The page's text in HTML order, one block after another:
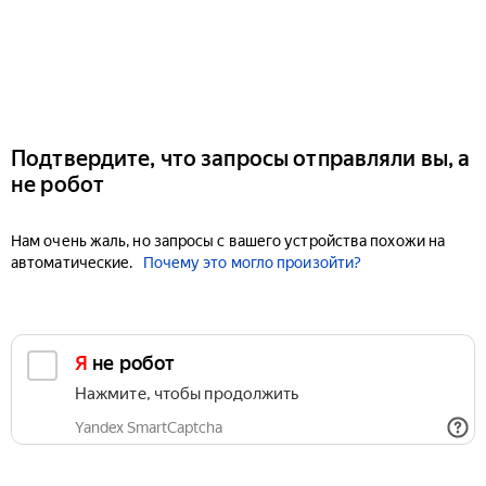
Подтвердите, что запросы отправляли вы, а
не робот
Нам очень жаль, но запросы с вашего устройства похожи на
автоматические.
Почему это могло произойти?
Я не робот
Нажмите, чтобы продолжить
Yandex SmartCaptcha